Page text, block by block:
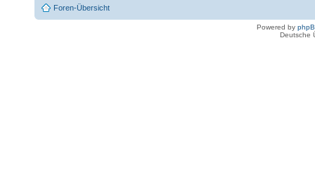
Foren-Übersicht
Powered by
Deutsche